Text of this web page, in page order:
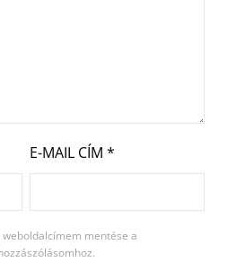
E-MAIL CÍM *
mentése a